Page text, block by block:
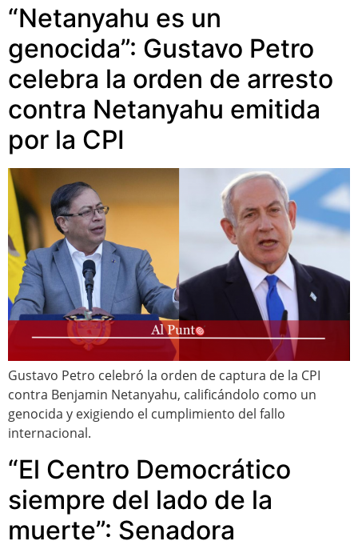
“Netanyahu es un
genocida”: Gustavo Petro
celebra la orden de arresto
contra Netanyahu emitida
por la CPI
Gustavo Petro celebró la orden de captura de la CPI
contra Benjamin Netanyahu, calificándolo como un
genocida y exigiendo el cumplimiento del fallo
internacional.
“El Centro Democrático
siempre del lado de la
muerte”: Senadora